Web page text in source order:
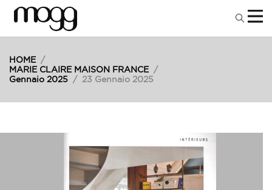
HOME /
MARIE CLAIRE MAISON FRANCE /
Gennaio 2025 / 23 Gennaio 2025
Gen 23 2025